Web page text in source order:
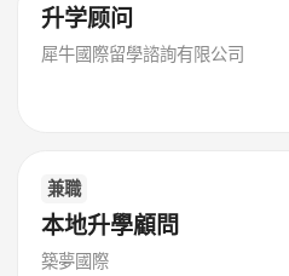
升学顾问
犀牛國際留學諮詢有限公司
兼職
本地升學顧問
築夢國際